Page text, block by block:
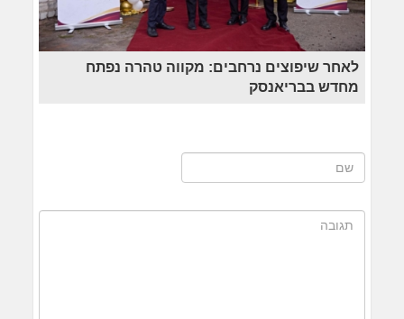
לאחר שיפוצים נרחבים: מקווה טהרה נפתח
מחדש בבריאנסק